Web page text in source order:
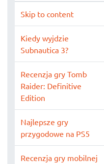
Skip to content
Kiedy wyjdzie
Subnautica 3?
Recenzja gry Tomb
Raider: Definitive
Edition
Najlepsze gry
przygodowe na PS5
Recenzja gry mobilnej